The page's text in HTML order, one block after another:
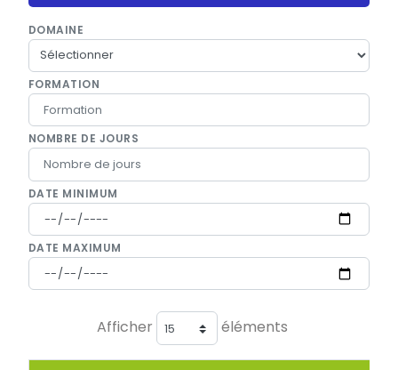
DOMAINE
FORMATION
NOMBRE DE JOURS
DATE MINIMUM
DATE MAXIMUM
Afficher éléments